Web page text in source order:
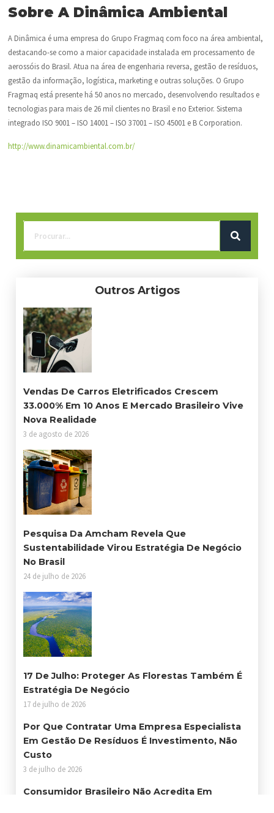
Outros Artigos
Vendas De Carros Eletrificados Crescem
33.000% Em 10 Anos E Mercado Brasileiro Vive
Nova Realidade
3 de agosto de 2026
Pesquisa Da Amcham Revela Que
Sustentabilidade Virou Estratégia De Negócio
No Brasil
24 de julho de 2026
17 De Julho: Proteger As Florestas Também É
Estratégia De Negócio
17 de julho de 2026
Por Que Contratar Uma Empresa Especialista
Em Gestão De Resíduos É Investimento, Não
Custo
3 de julho de 2026
Consumidor Brasileiro Não Acredita Em
Sobre A Dinâmica Ambiental
A Dinâmica é uma empresa do Grupo Fragmaq com foco na área ambiental,
destacando-se como a maior capacidade instalada em processamento de
aerossóis do Brasil. Atua na área de engenharia reversa, gestão de resíduos,
gestão da informação, logística, marketing e outras soluções. O Grupo
Fragmaq está presente há 50 anos no mercado, desenvolvendo resultados e
tecnologias para mais de 26 mil clientes no Brasil e no Exterior. Sistema
integrado ISO 9001 – ISO 14001 – ISO 37001 – ISO 45001 e B Corporation.
http://www.dinamicambiental.com.br/